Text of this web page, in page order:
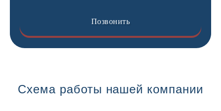
Позвонить
Схема работы нашей компании